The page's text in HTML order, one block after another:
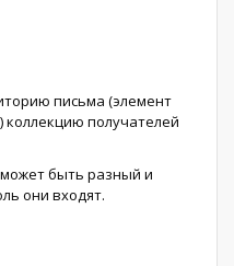
письма (элемент
коллекцию получателей
быть разный и
они входят.